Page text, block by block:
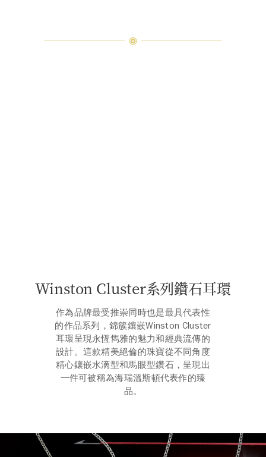
Winston Cluster系列鑽石耳環
作為品牌最受推崇同時也是最具代表性
的作品系列，錦簇鑲嵌Winston Cluster
耳環呈現永恆雋雅的魅力和經典流傳的
設計。這款精美絕倫的珠寶從不同角度
精心鑲嵌水滴型和馬眼型鑽石，呈現出
一件可被稱為海瑞溫斯頓代表作的臻
品。